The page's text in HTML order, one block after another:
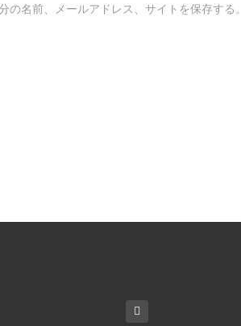
名前、メールアドレス、サイトを保存する。